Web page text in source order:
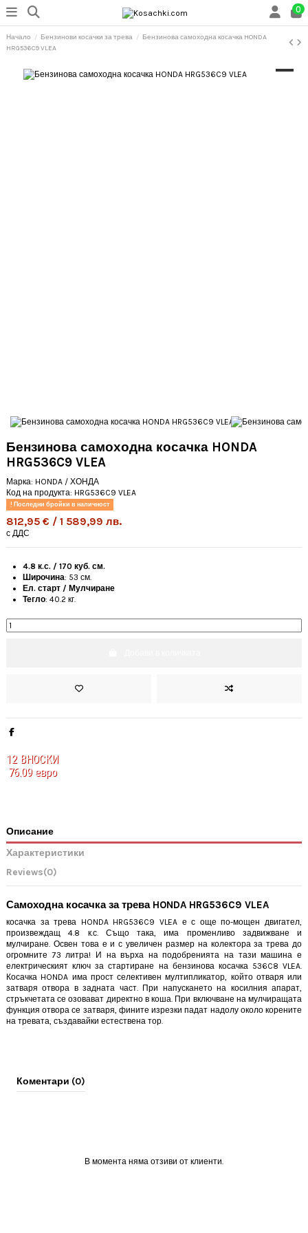
0
Начало Бензинови косачки за трева
Бензинова самоходна косачка HONDA
HRG536C9 VLEA
Бензинова самоходна косачка HONDA
HRG536C9 VLEA
Марка: HONDA / ХОНДА
Код на продукта: HRG536C9 VLEA
Последни бройки в наличност
812,95 € / 1 589,99 лв.
с ДДС
4.8 к.с. / 170 куб. см.
Широчина: 53 см.
Ел. старт / Мулчиране
Тегло: 40.2 кг.
12 ВНОСКИ
76.09 евро
Описание
Характеристики
Reviews(0)
Самоходна косачка за трева HONDA HRG536C9 VLEA
косачка за трева HONDA HRG536C9 VLEA е с още по-мощен двигател,
произвеждащ 4.8 к.с. Също така, има променливо задвижване и
мулчиране. Освен това е и с увеличен размер на колектора за трева до
огромните 73 литра! И на върха на подобренията на тази машина е
електрическият ключ за стартиране на бензинова косачка 536C8 VLEA.
Косачка HONDA има прост селективен мултипликатор, който отваря или
затваря отвора в задната част. При напускането на косилния апарат,
стръкчетата се озовават директно в коша. При включване на мулчиращата
функция отвора се затваря, фините изрезки падат надолу около корените
на тревата, създавайки естествена тор.
Коментари (0)
В момента няма отзиви от клиенти.